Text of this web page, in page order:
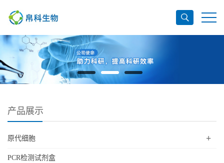
产品展示
原代细胞 +
PCR检测试剂盒